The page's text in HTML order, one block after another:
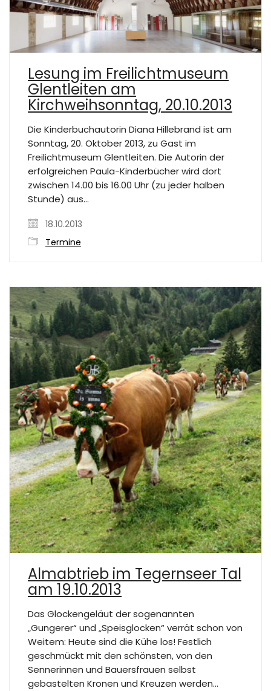
Lesung im Freilichtmuseum
Glentleiten am
Kirchweihsonntag, 20.10.2013
Die Kinderbuchautorin Diana Hillebrand ist am
Sonntag, 20. Oktober 2013, zu Gast im
Freilichtmuseum Glentleiten. Die Autorin der
erfolgreichen Paula-Kinderbücher wird dort
zwischen 14.00 bis 16.00 Uhr (zu jeder halben
Stunde) aus…
18.10.2013
Termine
Almabtrieb im Tegernseer Tal
am 19.10.2013
Das Glockengeläut der sogenannten
„Gungerer“ und „Speisglocken“ verrät schon von
Weitem: Heute sind die Kühe los! Festlich
geschmückt mit den schönsten, von den
Sennerinnen und Bauersfrauen selbst
gebastelten Kronen und Kreuzen werden…